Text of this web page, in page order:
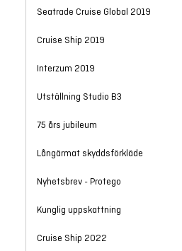
Seatrade Cruise Global 2019
Cruise Ship 2019
Interzum 2019
Utställning Studio B3
75 års jubileum
Långärmat skyddsförkläde
Nyhetsbrev - Protego
Kunglig uppskattning
Cruise Ship 2022